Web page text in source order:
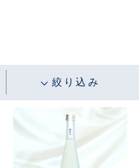
絞り込み